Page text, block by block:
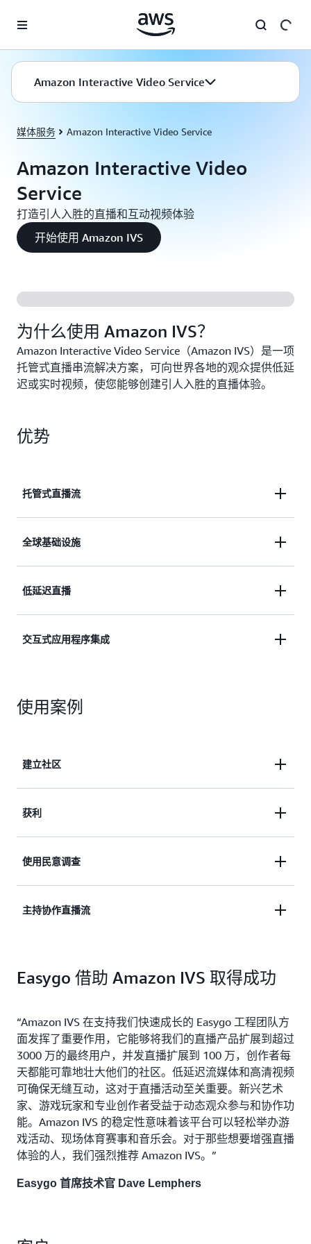
Amazon Interactive Video Service
媒体服务 Amazon Interactive Video Service
Amazon Interactive Video
Service
打造引人入胜的直播和互动视频体验
开始使用 Amazon IVS
为什么使用 Amazon IVS？
Amazon Interactive Video Service（Amazon IVS）是一项
托管式直播串流解决方案，可向世界各地的观众提供低延
迟或实时视频，使您能够创建引人入胜的直播体验。
优势
托管式直播流
通过托管式服务创建、配置直播并为观众提供直播。
全球基础设施
结合使用支持 Twitch 的相同直播技术和全球基础设
了解详情
低延迟直播
从主机到观众的低延迟可能为 3-5 秒，或者实时延迟
了解详情
交互式应用程序集成
播 SDK 集成到交互式应用程序中。
使用案例
建立社区
除了直播内容之外，通过增加虚拟空间以流式传输聊
详细了解 Amazon IVS 聊天功能
获利
将配套零售元素与低延迟直播同步，或使用实时直播
详细了解低延迟直播电子商务
使用民意调查
借助使用定时元数据的民意调查和投票应用程序，从
详细了解定时元数据
主持协作直播流
现场对话
详细了解使用多台主机
Easygo 借助 Amazon IVS 取得成功
“Amazon IVS 在支持我们快速成长的 Easygo 工程团队方
面发挥了重要作用，它能够将我们的直播产品扩展到超过
3000 万的最终用户，并发直播扩展到 100 万，创作者每
天都能可靠地壮大他们的社区。低延迟流媒体和高清视频
可确保无缝互动，这对于直播活动至关重要。新兴艺术
家、游戏玩家和专业创作者受益于动态观众参与和协作功
能。Amazon IVS 的稳定性意味着该平台可以轻松举办游
戏活动、现场体育赛事和音乐会。对于那些想要增强直播
体验的人，我们强烈推荐 Amazon IVS。”
Easygo 首席技术官 Dave Lemphers